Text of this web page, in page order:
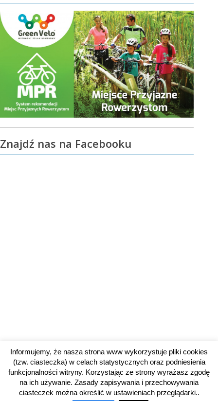
Znajdź nas na Facebooku
Informujemy, że nasza strona www wykorzystuje pliki cookies
(tzw. ciasteczka) w celach statystycznych oraz podniesienia
funkcjonalności witryny. Korzystając ze strony wyrażasz zgodę
na ich używanie. Zasady zapisywania i przechowywania
ciasteczek można określić w ustawieniach przeglądarki..